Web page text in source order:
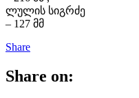
ლულის სიგრძე
– 127 მმ
Share
Share on: